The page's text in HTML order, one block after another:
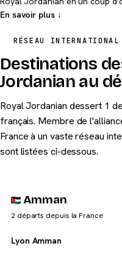
En savoir plus ↓
RÉSEAU INTERNATIONAL
Destinations
Jordanian au
Royal Jordanian dessert 1
français. Membre de
France à un vaste réseau
sont listées ci-dessous.
Amman
2 départs depuis la France
Lyon Amman